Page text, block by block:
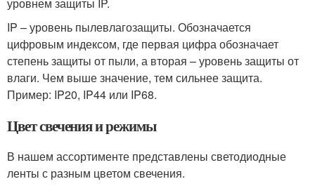
уровнем защиты IP.
IP – уровень пылевлагозащиты. Обозначается
цифровым индексом, где первая цифра обозначает
степень защиты от пыли, а вторая – уровень защиты от
влаги. Чем выше значение, тем сильнее защита.
Пример: IP20, IP44 или IP68.
Цвет свечения и режимы
В нашем ассортименте представлены светодиодные
ленты с разным цветом свечения.